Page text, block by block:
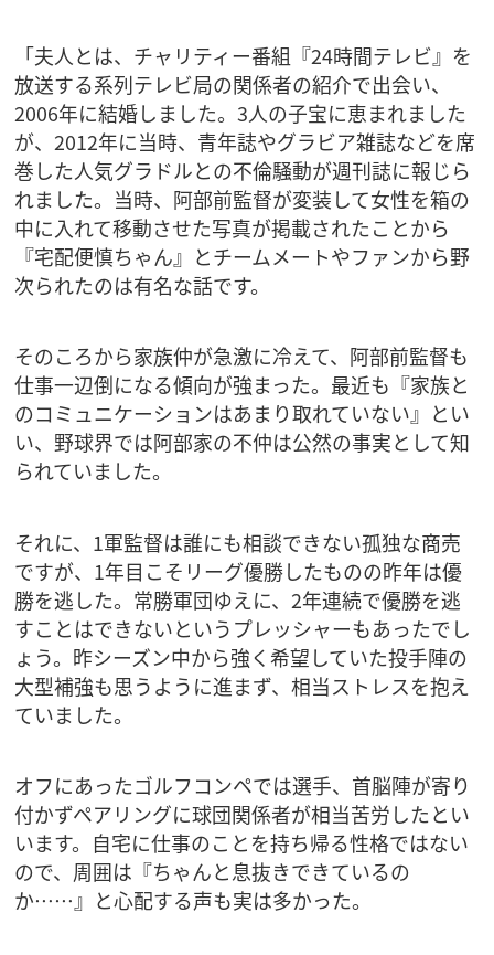
「夫人とは、チャリティー番組『24時間テレビ』を
放送する系列テレビ局の関係者の紹介で出会い、
2006年に結婚しました。3人の子宝に恵まれました
が、2012年に当時、青年誌やグラビア雑誌などを席
巻した人気グラドルとの不倫騒動が週刊誌に報じら
れました。当時、阿部前監督が変装して女性を箱の
中に入れて移動させた写真が掲載されたことから
『宅配便慎ちゃん』とチームメートやファンから野
次られたのは有名な話です。
そのころから家族仲が急激に冷えて、阿部前監督も
仕事一辺倒になる傾向が強まった。最近も『家族と
のコミュニケーションはあまり取れていない』とい
い、野球界では阿部家の不仲は公然の事実として知
られていました。
それに、1軍監督は誰にも相談できない孤独な商売
ですが、1年目こそリーグ優勝したものの昨年は優
勝を逃した。常勝軍団ゆえに、2年連続で優勝を逃
すことはできないというプレッシャーもあったでし
ょう。昨シーズン中から強く希望していた投手陣の
大型補強も思うように進まず、相当ストレスを抱え
ていました。
オフにあったゴルフコンペでは選手、首脳陣が寄り
付かずペアリングに球団関係者が相当苦労したとい
います。自宅に仕事のことを持ち帰る性格ではない
ので、周囲は『ちゃんと息抜きできているの
か……』と心配する声も実は多かった。